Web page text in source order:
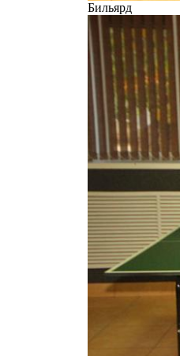
Бильярд